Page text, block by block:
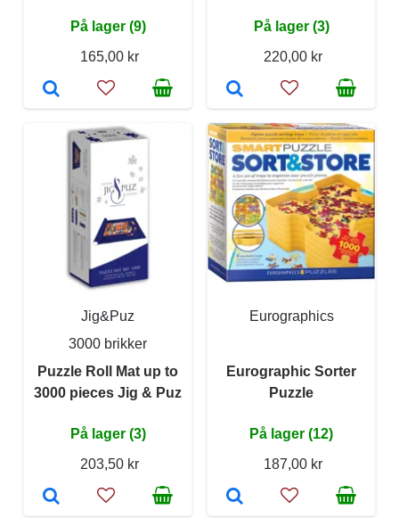
På lager (9)
165,00 kr
På lager (3)
220,00 kr
Jig&Puz
3000 brikker
Puzzle Roll Mat up to
3000 pieces Jig & Puz
På lager (3)
203,50 kr
Eurographics
Eurographic Sorter
Puzzle
På lager (12)
187,00 kr